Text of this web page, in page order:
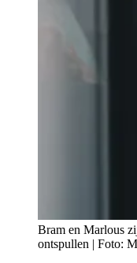
Bram en Marlous
ontspullen | Foto: